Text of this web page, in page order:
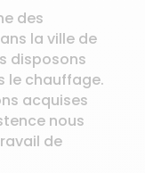
des
la ville de
disposons
le chauffage.
acquises
nous
de